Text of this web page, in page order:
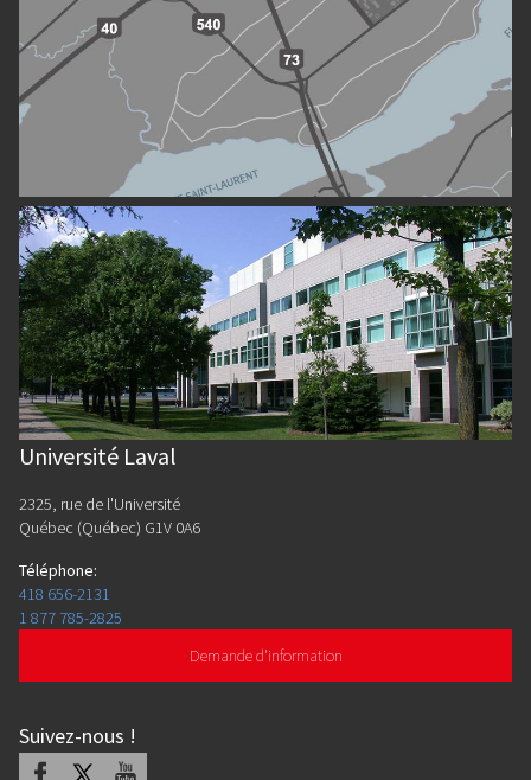
Université Laval
2325, rue de l'Université
Québec (Québec) G1V 0A6
Téléphone:
418 656-2131
1 877 785-2825
Demande d'information
Suivez-nous !
Facebook Youtube